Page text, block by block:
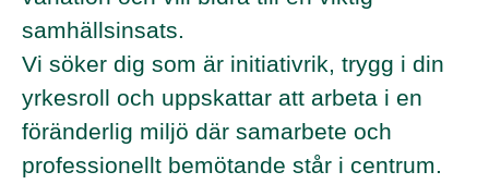
samhällsinsats.
Vi söker dig som är initiativrik, trygg i din
yrkesroll och uppskattar att arbeta i en
föränderlig miljö där samarbete och
professionellt bemötande står i centrum.